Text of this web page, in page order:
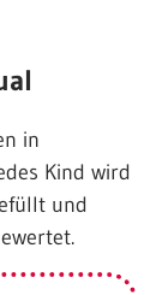
in
Kind wird
und